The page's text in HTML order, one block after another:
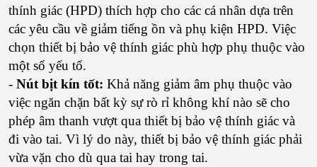
thính giác (HPD) thích hợp cho các cá nhân dựa trên
các yêu cầu về giảm tiếng ồn và phụ kiện HPD. Việc
chọn thiết bị bảo vệ thính giác phù hợp phụ thuộc vào
một số yếu tố.
- Nút bịt kín tốt: Khả năng giảm âm phụ thuộc vào
việc ngăn chặn bất kỳ sự rò rỉ không khí nào sẽ cho
phép âm thanh vượt qua thiết bị bảo vệ thính giác và
đi vào tai. Vì lý do này, thiết bị bảo vệ thính giác phải
vừa vặn cho dù qua tai hay trong tai.